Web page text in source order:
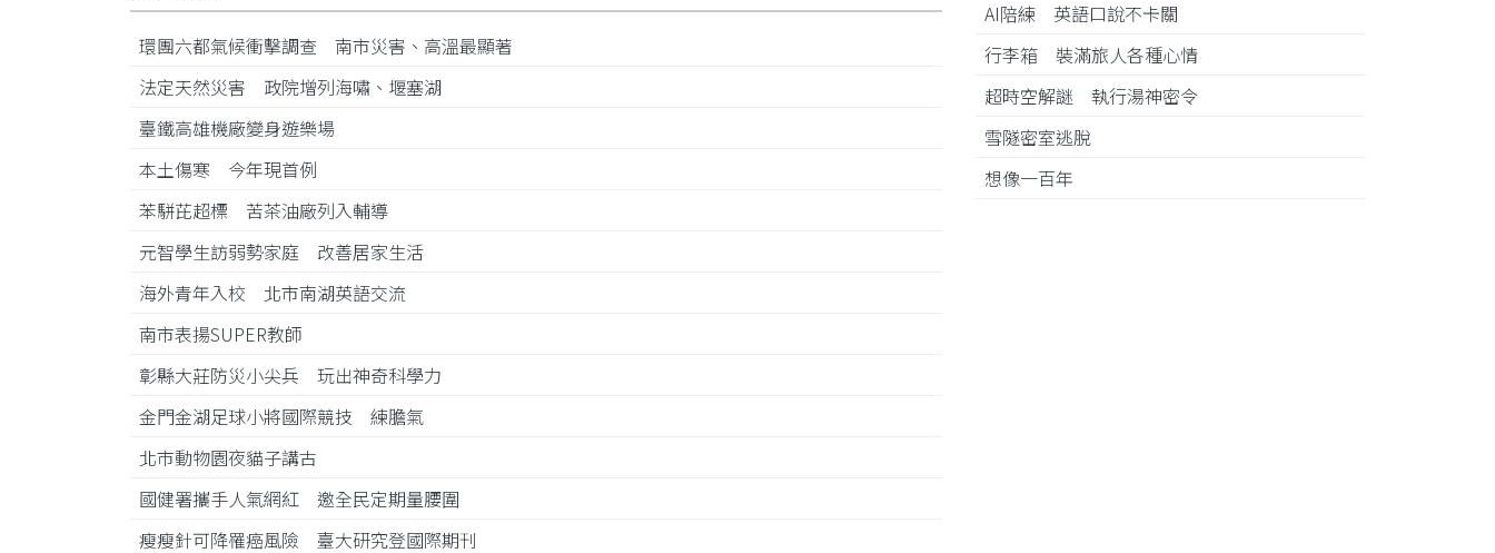
環團六都氣候衝擊調查 南市災害、高溫最顯著
法定天然災害 政院增列海嘯、堰塞湖
臺鐵高雄機廠變身遊樂場
本土傷寒 今年現首例
苯駢芘超標 苦茶油廠列入輔導
元智學生訪弱勢家庭 改善居家生活
海外青年入校 北市南湖英語交流
南市表揚SUPER教師
彰縣大莊防災小尖兵 玩出神奇科學力
金門金湖足球小將國際競技 練膽氣
北市動物園夜貓子講古
國健署攜手人氣網紅 邀全民定期量腰圍
瘦瘦針可降罹癌風險 臺大研究登國際期刊
AI陪練 英語口說不卡關
行李箱 裝滿旅人各種心情
超時空解謎 執行湯神密令
雪隧密室逃脫
想像一百年